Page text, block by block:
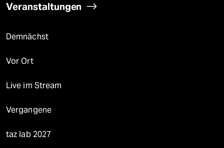
Veranstaltungen
Demnächst
Vor Ort
Live im Stream
Vergangene
taz lab 2027